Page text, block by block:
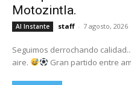
Motozintla.
Al Instante staff - 7 agosto, 2026
Seguimos derrochando
aire.
Gran partido entre